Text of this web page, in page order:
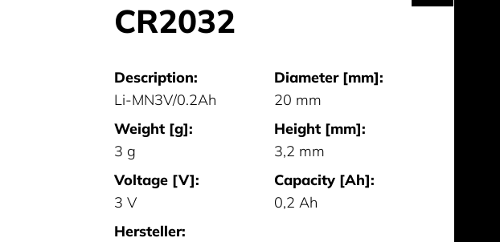
CR2032
Description:
Li-MN3V/0.2Ah
Diameter [mm]:
20 mm
Weight [g]:
3 g
Height [mm]:
3,2 mm
Voltage [V]:
3 V
Capacity [Ah]:
0,2 Ah
Hersteller: